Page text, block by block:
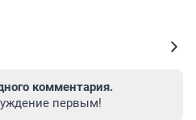
комментария.
первым!